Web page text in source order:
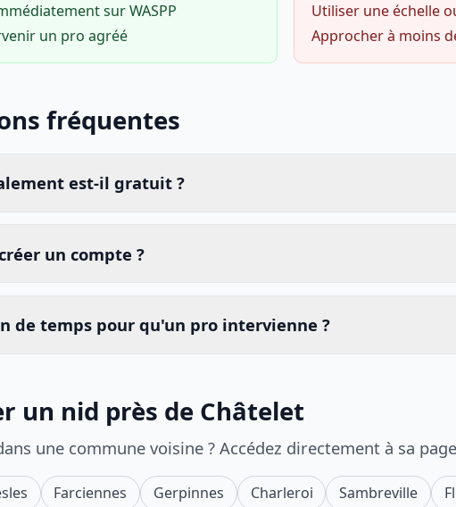
sur WASPP
un pro agréé
Utiliser une échelle
Approcher à moins
fréquentes
est-il gratuit ?
un compte ?
de temps pour qu'un pro intervienne ?
un nid près de Châtelet
une commune voisine ? Accédez directement à sa
Farciennes Gerpinnes Charleroi Sambreville